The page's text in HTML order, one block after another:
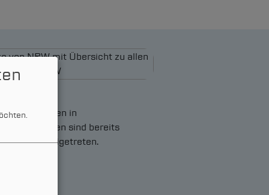
Kommunen in
Westfalen sind bereits
AöR beigetreten.